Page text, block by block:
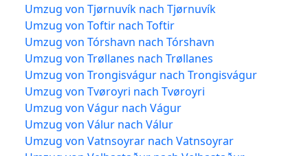
Umzug von Tjørnuvík nach Tjørnuvík
Umzug von Toftir nach Toftir
Umzug von Tórshavn nach Tórshavn
Umzug von Trøllanes nach Trøllanes
Umzug von Trongisvágur nach Trongisvágur
Umzug von Tvøroyri nach Tvøroyri
Umzug von Vágur nach Vágur
Umzug von Válur nach Válur
Umzug von Vatnsoyrar nach Vatnsoyrar